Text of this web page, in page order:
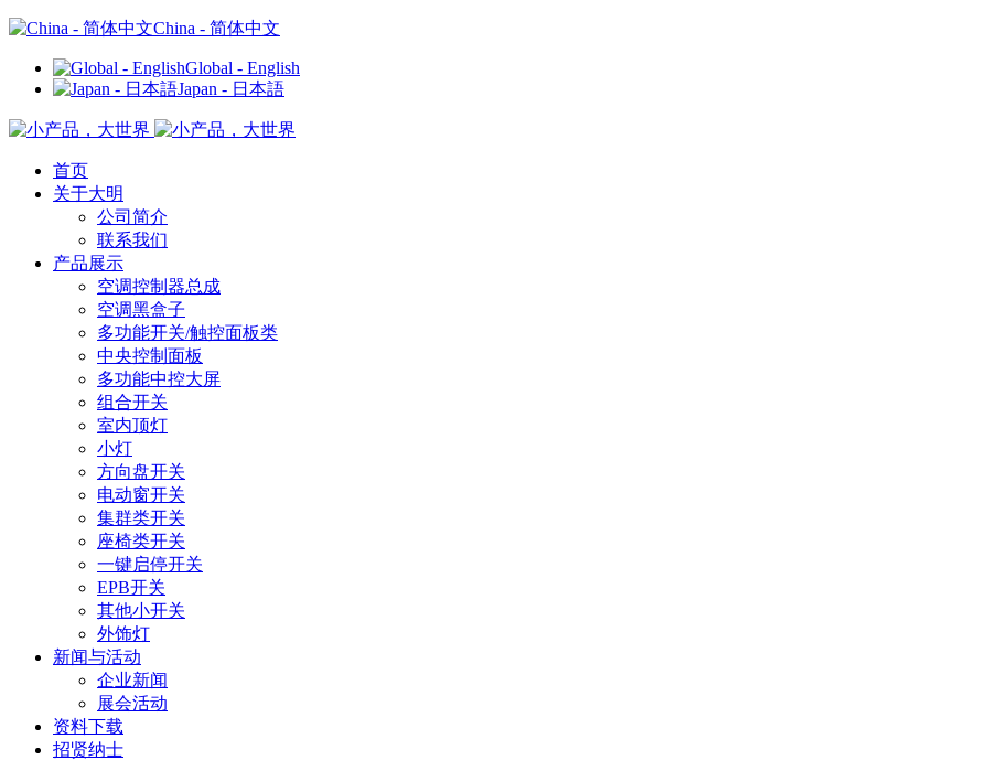
China - 简体中文
Global - English
Japan - 日本語
首页
关于大明
公司简介
联系我们
产品展示
空调控制器总成
空调黑盒子
多功能开关/触控面板类
中央控制面板
多功能中控大屏
组合开关
室内顶灯
小灯
方向盘开关
电动窗开关
集群类开关
座椅类开关
一键启停开关
EPB开关
其他小开关
外饰灯
新闻与活动
企业新闻
展会活动
资料下载
招贤纳士